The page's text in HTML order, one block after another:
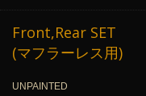
Front,Rear SET
(マフラーレス用)
UNPAINTED